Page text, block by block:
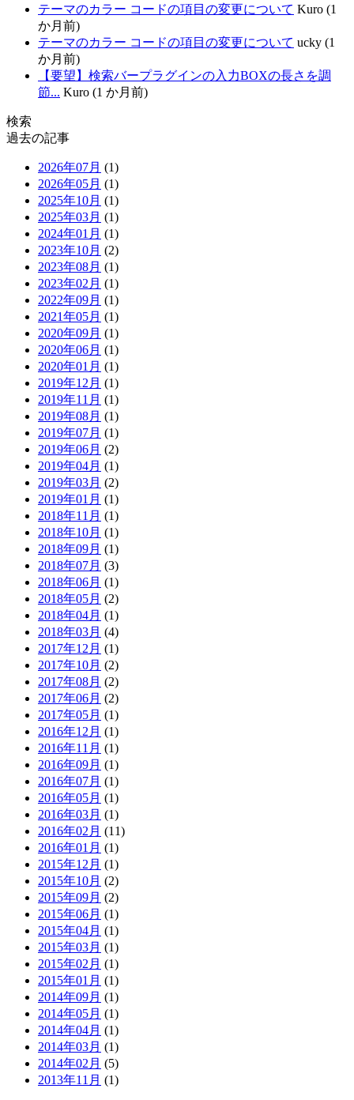
テーマのカラー コードの項目の変更について Kuro (1
か月前)
テーマのカラー コードの項目の変更について ucky (1
か月前)
【要望】検索バープラグインの入力BOXの長さを調
節... Kuro (1 か月前)
検索
過去の記事
2026年07月 (1)
2026年05月 (1)
2025年10月 (1)
2025年03月 (1)
2024年01月 (1)
2023年10月 (2)
2023年08月 (1)
2023年02月 (1)
2022年09月 (1)
2021年05月 (1)
2020年09月 (1)
2020年06月 (1)
2020年01月 (1)
2019年12月 (1)
2019年11月 (1)
2019年08月 (1)
2019年07月 (1)
2019年06月 (2)
2019年04月 (1)
2019年03月 (2)
2019年01月 (1)
2018年11月 (1)
2018年10月 (1)
2018年09月 (1)
2018年07月 (3)
2018年06月 (1)
2018年05月 (2)
2018年04月 (1)
2018年03月 (4)
2017年12月 (1)
2017年10月 (2)
2017年08月 (2)
2017年06月 (2)
2017年05月 (1)
2016年12月 (1)
2016年11月 (1)
2016年09月 (1)
2016年07月 (1)
2016年05月 (1)
2016年03月 (1)
2016年02月 (11)
2016年01月 (1)
2015年12月 (1)
2015年10月 (2)
2015年09月 (2)
2015年06月 (1)
2015年04月 (1)
2015年03月 (1)
2015年02月 (1)
2015年01月 (1)
2014年09月 (1)
2014年05月 (1)
2014年04月 (1)
2014年03月 (1)
2014年02月 (5)
2013年11月 (1)